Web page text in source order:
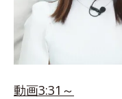
動画3:31～